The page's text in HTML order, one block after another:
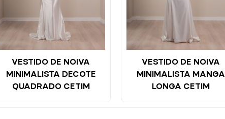
VESTIDO DE NOIVA
MINIMALISTA DECOTE
QUADRADO CETIM
VESTIDO DE NOIVA
MINIMALISTA MANGA
LONGA CETIM